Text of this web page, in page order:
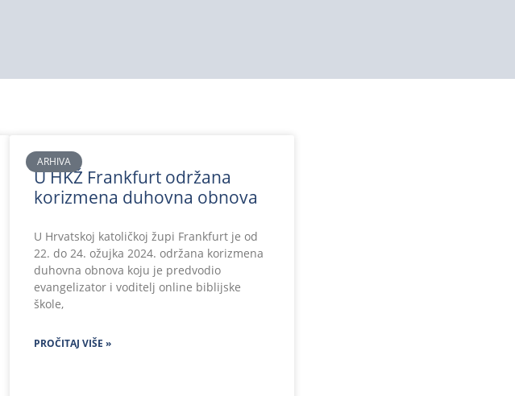
ARHIVA
U HKŽ Frankfurt održana
korizmena duhovna obnova
U Hrvatskoj katoličkoj župi Frankfurt je od
22. do 24. ožujka 2024. održana korizmena
duhovna obnova koju je predvodio
evangelizator i voditelj online biblijske
škole,
PROČITAJ VIŠE »